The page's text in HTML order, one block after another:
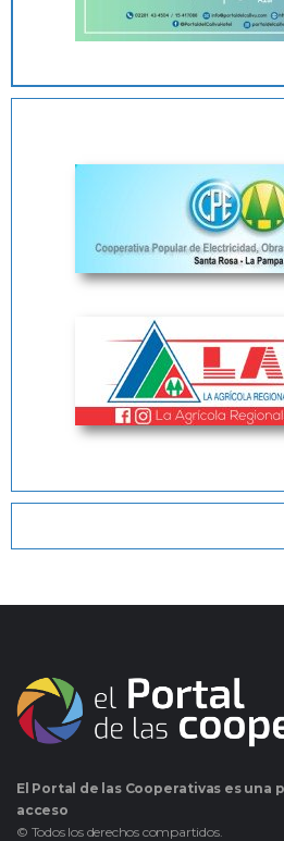
El Portal de las Cooperativas es
acceso
© Todos los derechos compartidos.